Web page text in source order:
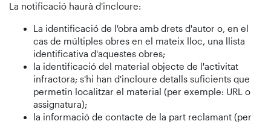
La notificació haurà d'incloure:
La identificació de l'obra amb drets d'autor o, en el
cas de múltiples obres en el mateix lloc, una llista
identificativa d'aquestes obres;
la identificació del material objecte de l'activitat
infractora; s'hi han d'incloure detalls suficients que
permetin localitzar el material (per exemple: URL o
assignatura);
la informació de contacte de la part reclamant (per